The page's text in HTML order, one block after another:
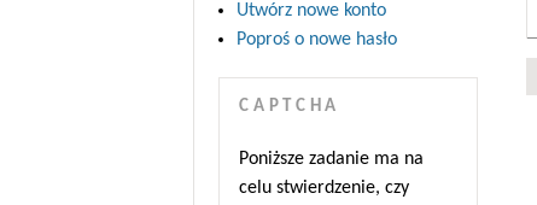
Utwórz nowe konto
Poproś o nowe hasło
CAPTCHA
Poniższe zadanie ma na
celu stwierdzenie, czy